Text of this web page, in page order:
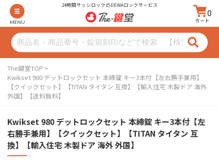
MENU
24時間サッシロックのDEWAロックサービス
0
カート
The鍵堂TOP
Kwikset 980 デットロックセット 本締錠 キー3本付【左右勝手兼用】
【クイックセット】【TITAN タイタン 互換】【輸入住宅 木製ドア 海外
外国】【送料無料】
Kwikset 980 デットロックセット 本締錠 キー3本付【左
右勝手兼用】【クイックセット】【TITAN タイタン 互
換】【輸入住宅 木製ドア 海外 外国】